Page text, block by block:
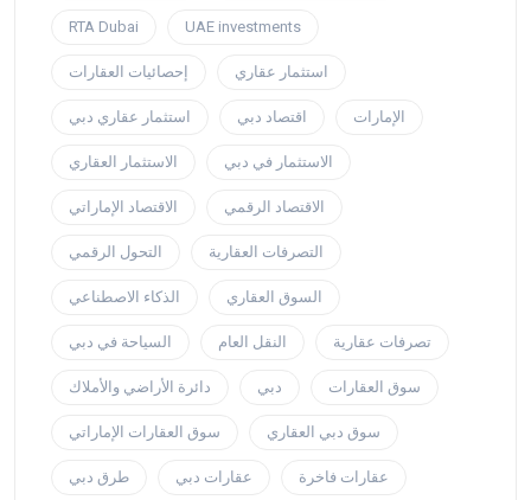
RTA Dubai UAE investments
إحصائيات العقارات استثمار عقاري
استثمار عقاري دبي اقتصاد دبي الإمارات
الاستثمار العقاري الاستثمار في دبي
الاقتصاد الإماراتي الاقتصاد الرقمي
التحول الرقمي التصرفات العقارية
الذكاء الاصطناعي السوق العقاري
السياحة في دبي النقل العام تصرفات عقارية
دائرة الأراضي والأملاك دبي سوق العقارات
سوق العقارات الإماراتي سوق دبي العقاري
طرق دبي عقارات دبي عقارات فاخرة